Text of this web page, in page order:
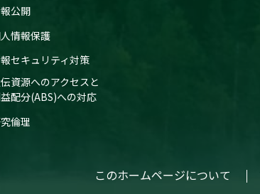
公開
情報保護
セキュリティ対策
資源へのアクセスと
配分(ABS)への対応
倫理
このホームページについて